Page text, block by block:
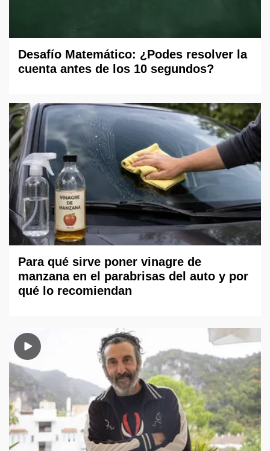
Desafío Matemático: ¿Podes resolver la
cuenta antes de los 10 segundos?
Para qué sirve poner vinagre de
manzana en el parabrisas del auto y por
qué lo recomiendan